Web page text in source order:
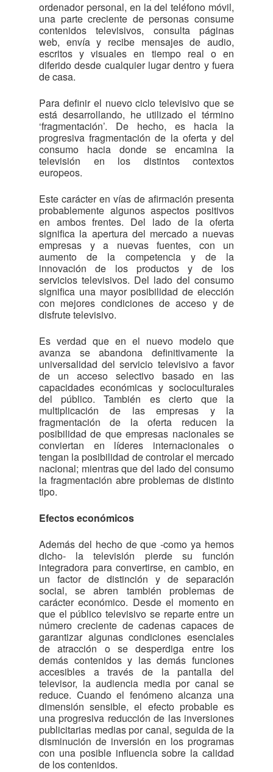
ordenador personal, en la del teléfono móvil,
una parte creciente de personas consume
contenidos televisivos, consulta páginas
web, envía y recibe mensajes de audio,
escritos y visuales en tiempo real o en
diferido desde cualquier lugar dentro y fuera
de casa.
Para definir el nuevo ciclo televisivo que se
está desarrollando, he utilizado el término
‘fragmentación’. De hecho, es hacia la
progresiva fragmentación de la oferta y del
consumo hacia donde se encamina la
televisión en los distintos contextos
europeos.
Este carácter en vías de afirmación presenta
probablemente algunos aspectos positivos
en ambos frentes. Del lado de la oferta
significa la apertura del mercado a nuevas
empresas y a nuevas fuentes, con un
aumento de la competencia y de la
innovación de los productos y de los
servicios televisivos. Del lado del consumo
significa una mayor posibilidad de elección
con mejores condiciones de acceso y de
disfrute televisivo.
Es verdad que en el nuevo modelo que
avanza se abandona definitivamente la
universalidad del servicio televisivo a favor
de un acceso selectivo basado en las
capacidades económicas y socioculturales
del público. También es cierto que la
multiplicación de las empresas y la
fragmentación de la oferta reducen la
posibilidad de que empresas nacionales se
conviertan en líderes internacionales o
tengan la posibilidad de controlar el mercado
nacional; mientras que del lado del consumo
la fragmentación abre problemas de distinto
tipo.
Efectos económicos
Además del hecho de que -como ya hemos
dicho- la televisión pierde su función
integradora para convertirse, en cambio, en
un factor de distinción y de separación
social, se abren también problemas de
carácter económico. Desde el momento en
que el público televisivo se reparte entre un
número creciente de cadenas capaces de
garantizar algunas condiciones esenciales
de atracción o se desperdiga entre los
demás contenidos y las demás funciones
accesibles a través de la pantalla del
televisor, la audiencia media por canal se
reduce. Cuando el fenómeno alcanza una
dimensión sensible, el efecto probable es
una progresiva reducción de las inversiones
publicitarias medias por canal, seguida de la
disminución de inversión en los programas
con una posible influencia sobre la calidad
de los contenidos.